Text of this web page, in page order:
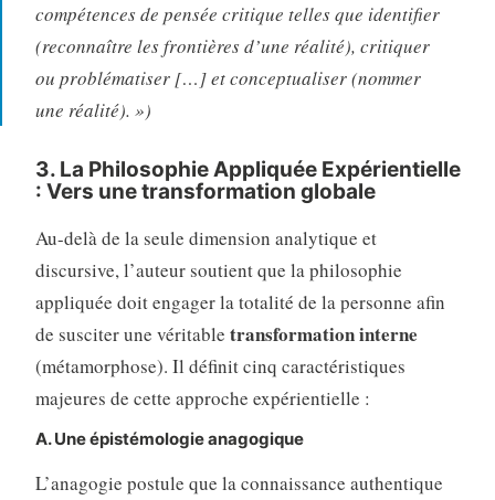
compétences de pensée critique telles que identifier
(reconnaître les frontières d’une réalité), critiquer
ou problématiser […] et conceptualiser (nommer
une réalité). »)
3. La Philosophie Appliquée Expérientielle
: Vers une transformation globale
Au-delà de la seule dimension analytique et
discursive, l’auteur soutient que la philosophie
appliquée doit engager la totalité de la personne afin
de susciter une véritable transformation interne
(métamorphose). Il définit cinq caractéristiques
majeures de cette approche expérientielle :
A. Une épistémologie anagogique
L’anagogie postule que la connaissance authentique